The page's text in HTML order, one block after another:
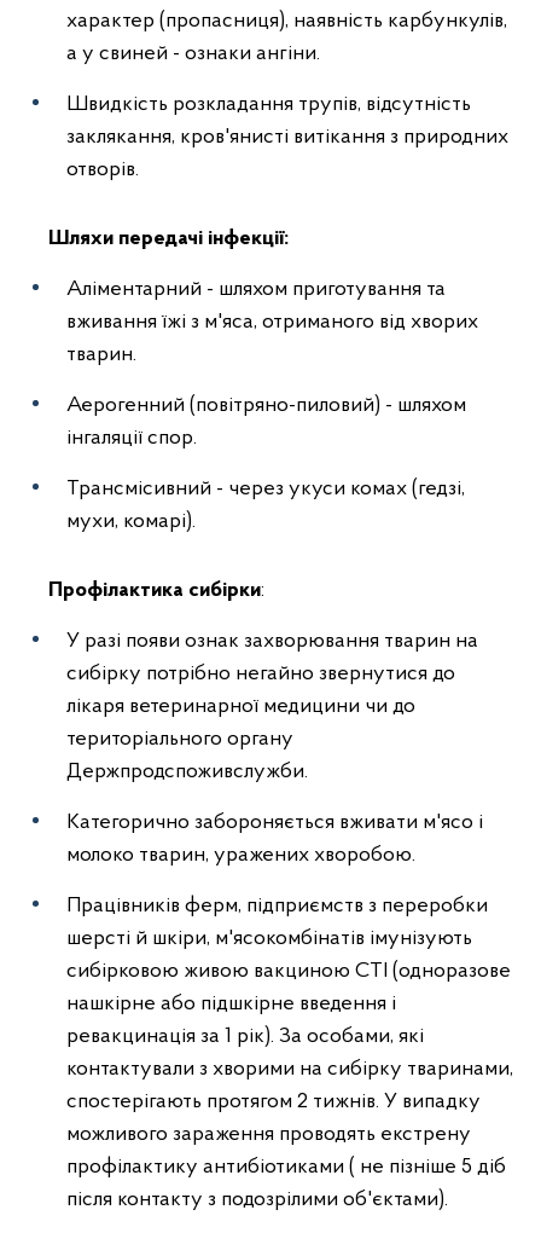
характер (пропасниця), наявність карбункулів,
а у свиней - ознаки ангіни.
Швидкість розкладання трупів, відсутність
заклякання, кров'янисті витікання з природних
отворів.
Шляхи передачі інфекції:
Аліментарний - шляхом приготування та
вживання їжі з м'яса, отриманого від хворих
тварин.
Аерогенний (повітряно-пиловий) - шляхом
інгаляції спор.
Трансмісивний - через укуси комах (гедзі,
мухи, комарі).
Профілактика сибірки:
У разі появи ознак захворювання тварин на
сибірку потрібно негайно звернутися до
лікаря ветеринарної медицини чи до
територіального органу
Держпродспоживслужби.
Категорично забороняється вживати м'ясо і
молоко тварин, уражених хворобою.
Працівників ферм, підприємств з переробки
шерсті й шкіри, м'ясокомбінатів імунізують
сибірковою живою вакциною СТІ (одноразове
нашкірне або підшкірне введення і
ревакцинація за 1 рік). За особами, які
контактували з хворими на сибірку тваринами,
спостерігають протягом 2 тижнів. У випадку
можливого зараження проводять екстрену
профілактику антибіотиками ( не пізніше 5 діб
після контакту з подозрілими об'єктами).